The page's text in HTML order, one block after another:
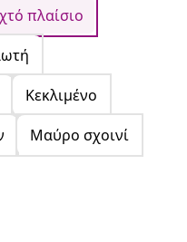
πλαίσιο
Κεκλιμένο
Μαύρο σχοινί